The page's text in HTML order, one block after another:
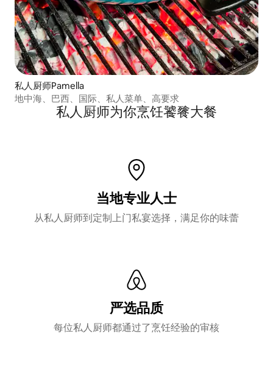
私人厨师Pamella
地中海、巴西、国际、私人菜单、高要求
私人厨师为你烹饪饕餮大餐
当地专业人士
从私人厨师到定制上门私宴选择，满足你的味蕾
严选品质
每位私人厨师都通过了烹饪经验的审核